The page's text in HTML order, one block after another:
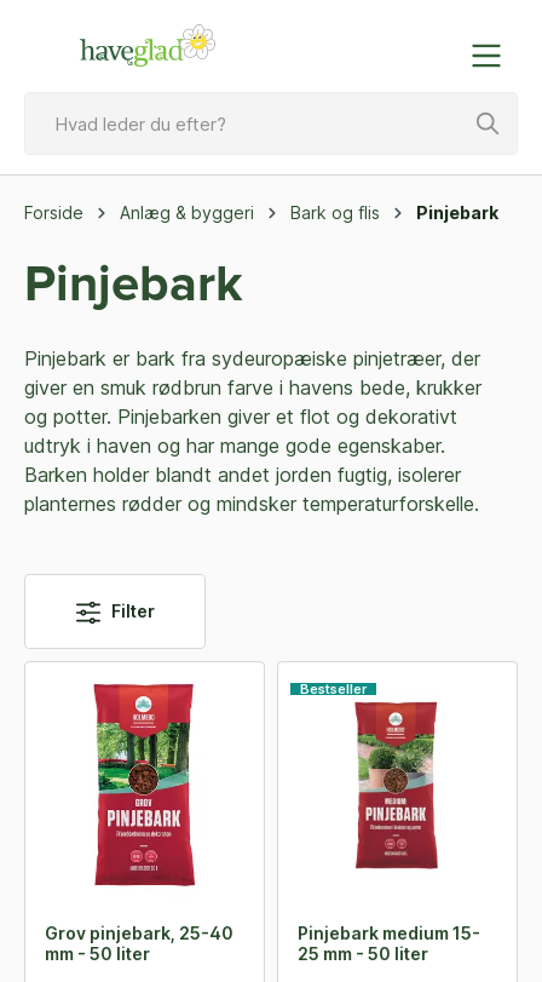
Forside Anlæg & byggeri Bark og flis Pinjebark
Pinjebark
Pinjebark er bark fra sydeuropæiske pinjetræer, der
giver en smuk rødbrun farve i havens bede, krukker
og potter. Pinjebarken giver et flot og dekorativt
udtryk i haven og har mange gode egenskaber.
Barken holder blandt andet jorden fugtig, isolerer
planternes rødder og mindsker temperaturforskelle.
Filter
Grov pinjebark, 25-40
mm - 50 liter
Bestseller
Pinjebark medium 15-
25 mm - 50 liter